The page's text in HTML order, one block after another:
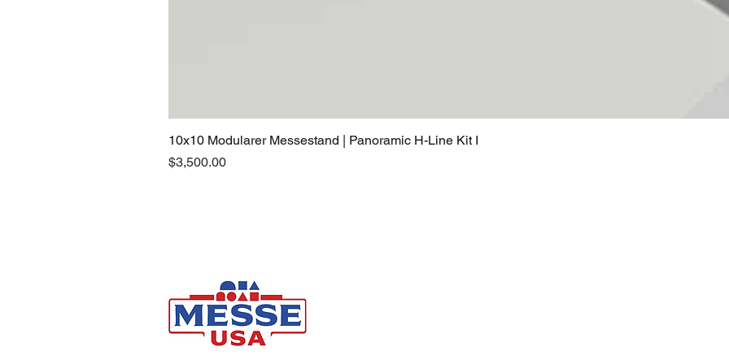
10x10 Modularer Messestand | Panoramic H-Line Kit I
Price
$3,500.00